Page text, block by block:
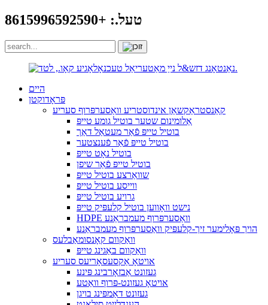
טעל.: +8615996592590
היים
פּראָדוקטן
קאַנסטראַקשאַן אינדוסטריע וואַסערפּרוף סעריע
אַלומינום שטער בוטיל גומע טייפּ
בוטיל טייפּ פֿאַר מעטאַל דאַך
בוטיל טייפּ פֿאַר פֿענצטער
בוטיל נאָט טייפּ
בוטיל טייפּ פֿאַר שיפן
שוואַרצע בוטיל טייפּ
ווייסע בוטיל טייפּ
גרויע בוטיל טייפּ
נישט וואָווען בוטיל קלעפּיק טייפּ
HDPE וואַסערפּרוף מעמבראַנע
הויך פּאָלימער זיך-קלעפּיק וואַסערפּרוף מעמבראַנע
וואַקוום קאָנסומאַבלעס
וואַקוום באַגינג טייפּ
אויטאָ אַקסעסאָריעס סעריע
געזונט אַבזאָרבינג פּינע
אויטאָ געזונט-פּרוף וואַטע
געזונט דאַמפּינג בויגן